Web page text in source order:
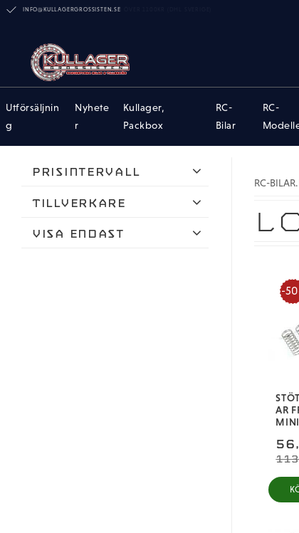
INFO@KULLAGERGROSSISTEN.SE
Utförsäljnin
g
Nyhete
r
Kullager,
Packbox
RC-
Bilar
RC-
Prisintervall
Tillverkare
Visa endast
RC-
AR
50